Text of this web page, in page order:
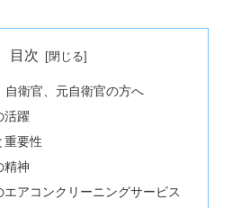
目次
自衛官、元自衛官の方へ
活躍
重要性
精神
エアコンクリーニングサービス